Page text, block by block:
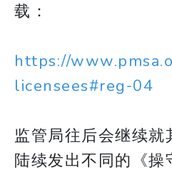
载：
https://
licensees#reg-04
监管局往后会继续就
陆续发出不同的《操